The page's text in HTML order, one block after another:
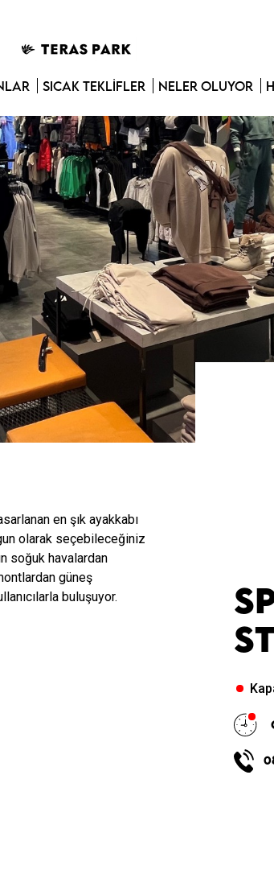
SICAK TEKLIFLER NELER OLUYOR
en şık ayakkabı
olarak seçebileceğiniz
soğuk havalardan
güneş
buluşuyor.